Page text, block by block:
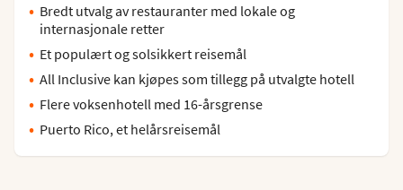
Bredt utvalg av restauranter med lokale og
internasjonale retter
Et populært og solsikkert reisemål
All Inclusive kan kjøpes som tillegg på utvalgte hotell
Flere voksenhotell med 16-årsgrense
Puerto Rico, et helårsreisemål